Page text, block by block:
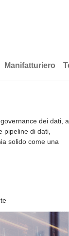
Manifatturiero
dei dati, a
pipeline di dati,
solido come una